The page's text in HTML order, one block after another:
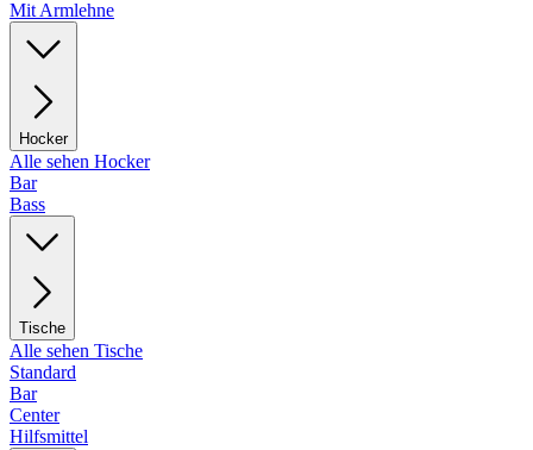
Mit Armlehne
Hocker
Alle sehen Hocker
Bar
Bass
Tische
Alle sehen Tische
Standard
Bar
Center
Hilfsmittel